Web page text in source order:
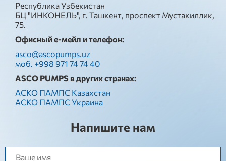
Республика Узбекистан
БЦ "ИНКОНЕЛЬ", г. Ташкент, проспект Мустакиллик,
75.
Офисный е-мейл и телефон:
asco@ascopumps.uz
моб. +998 971 74 74 40
ASCO PUMPS в других странах:
АСКО ПАМПС Казахстан
АСКО ПАМПС Украина
Напишите нам